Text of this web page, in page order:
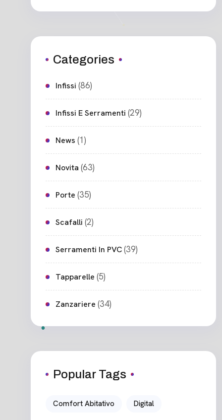
Categories
Infissi (86)
Infissi E Serramenti (29)
News (1)
Novita (63)
Porte (35)
Scafalli (2)
Serramenti In PVC(39)
Tapparelle (5)
Zanzariere (34)
Popular Tags
Comfort Abitativo Digital